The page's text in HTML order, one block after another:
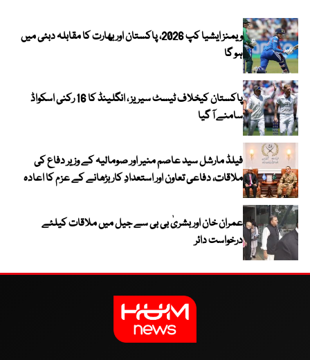
ویمنز ایشیا کپ 2026، پاکستان اور بھارت کا مقابلہ دبئی میں
ہو گا
پاکستان کیخلاف ٹیسٹ سیریز ، انگلینڈ کا 16 رکنی اسکواڈ
سامنے آ گیا
فیلڈ مارشل سید عاصم منیر اور صومالیہ کے وزیر دفاع کی
ملاقات، دفاعی تعاون اور استعدادِ کار بڑھانے کے عزم کا اعادہ
عمران خان اور بشریٰ بی بی سے جیل میں ملاقات کیلئے
درخواست دائر